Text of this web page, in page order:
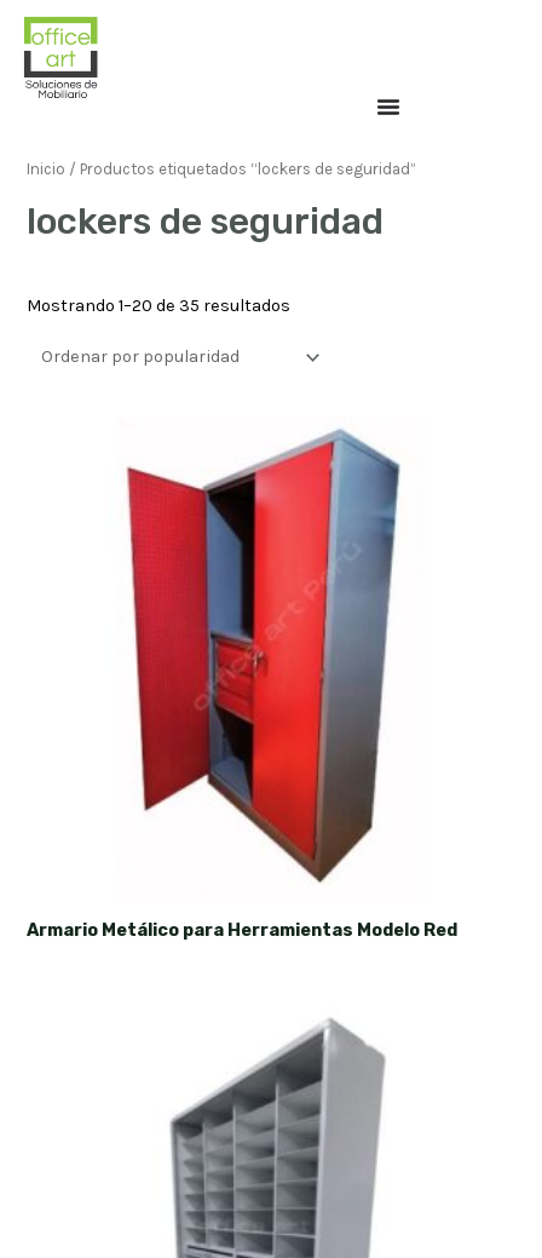
Inicio / Productos etiquetados “lockers de seguridad”
lockers de seguridad
Mostrando 1–20 de 35 resultados
Armario Metálico para Herramientas Modelo Red